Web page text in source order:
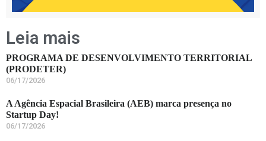
Leia mais
PROGRAMA DE DESENVOLVIMENTO TERRITORIAL
(PRODETER)
06/17/2026
A Agência Espacial Brasileira (AEB) marca presença no
Startup Day!
06/17/2026